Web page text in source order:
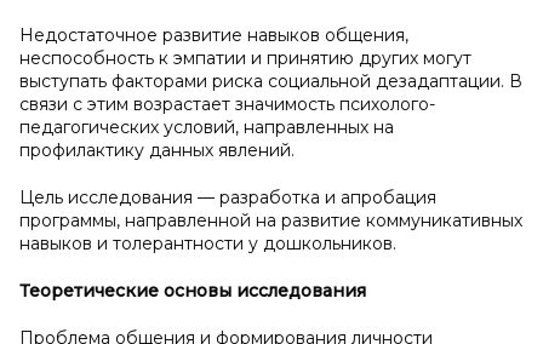
Недостаточное развитие навыков общения,
неспособность к эмпатии и принятию других могут
выступать факторами риска социальной дезадаптации. В
связи с этим возрастает значимость психолого-
педагогических условий, направленных на
профилактику данных явлений.
Цель исследования — разработка и апробация
программы, направленной на развитие коммуникативных
навыков и толерантности у дошкольников.
Теоретические основы исследования
Проблема общения и формирования личности